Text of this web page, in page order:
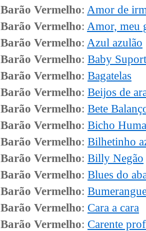
Barão Vermelho: Amor de
Barão Vermelho: Amor, meu
Barão Vermelho: Azul azulão
Barão Vermelho: Baby
Barão Vermelho: Bagatelas
Barão Vermelho: Beijos de
Barão Vermelho: Bete
Barão Vermelho: Bicho
Barão Vermelho: Bilhetinho
Barão Vermelho: Billy Negão
Barão Vermelho: Blues do
Barão Vermelho:
Barão Vermelho: Cara a cara
Barão Vermelho: Carente